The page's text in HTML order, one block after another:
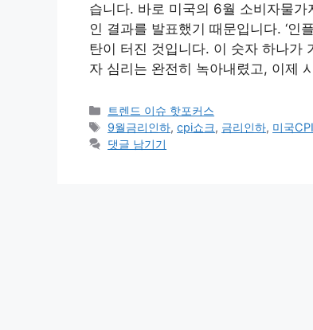
습니다. 바로 미국의 6월 소비자물가
인 결과를 발표했기 때문입니다. ‘인
탄이 터진 것입니다. 이 숫자 하나가
자 심리는 완전히 녹아내렸고, 이제
카
테
고
트렌드 이슈 핫포커스
태
그
9월금리인하,cpi쇼크, 금리인하, 미국CPI
댓글 남기기